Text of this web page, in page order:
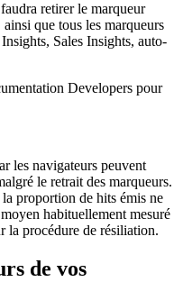
retirer le marqueur
que tous les marqueurs
Sales Insights, auto-
Developers pour
les navigateurs peuvent
le retrait des marqueurs.
proportion de hits émis ne
habituellement mesuré
la procédure de résiliation.
de vos